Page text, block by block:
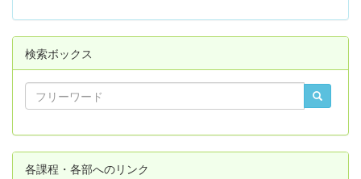
検索ボックス
各課程・各部へのリンク